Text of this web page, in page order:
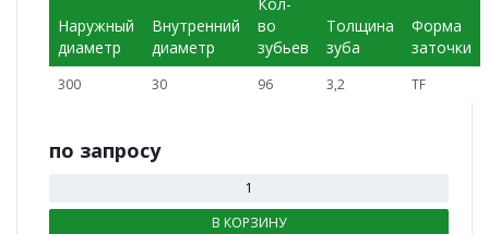
Наружный
диаметр
Внутренний
диаметр
во
зубьев
Толщина
зуба
Форма
заточки
300 30 96 3,2 TF
по запросу
В КОРЗИНУ